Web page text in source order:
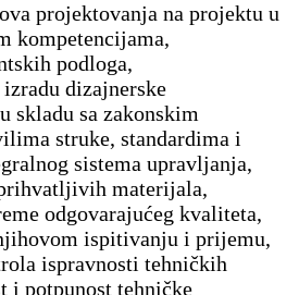
projektovanja na projektu u
kompetencijama,
podloga,
dizajnerske
skladu sa zakonskim
struke, standardima i
sistema upravljanja,
materijala,
odgovarajućeg kvaliteta,
ispitivanju i prijemu,
ispravnosti tehničkih
i potpunost tehničke